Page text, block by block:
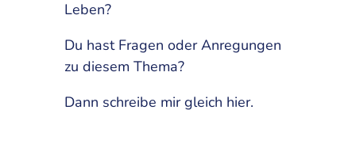
Leben?
Du hast Fragen oder Anregungen
zu diesem Thema?
Dann schreibe mir gleich hier.